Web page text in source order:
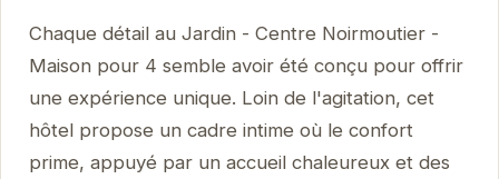
Chaque détail au Jardin - Centre Noirmoutier -
Maison pour 4 semble avoir été conçu pour offrir
une expérience unique. Loin de l'agitation, cet
hôtel propose un cadre intime où le confort
prime, appuyé par un accueil chaleureux et des